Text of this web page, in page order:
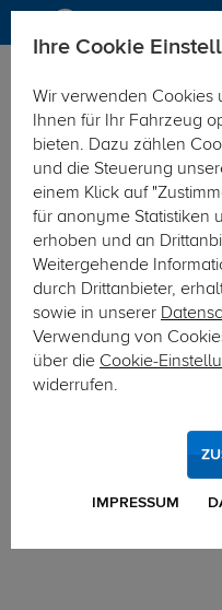
Hier geht's zur
Ihre Cookie
Wir verwenden Cookies
Ihnen für Ihr Fahrzeug
bieten. Dazu zählen
und die Steuerung
einem Klick auf
für anonyme Statistiken
erhoben und an
Weitergehende
durch Drittanbieter,
sowie in unserer
Verwendung von
über die Cookie-
widerrufen.
IMPRESSUM